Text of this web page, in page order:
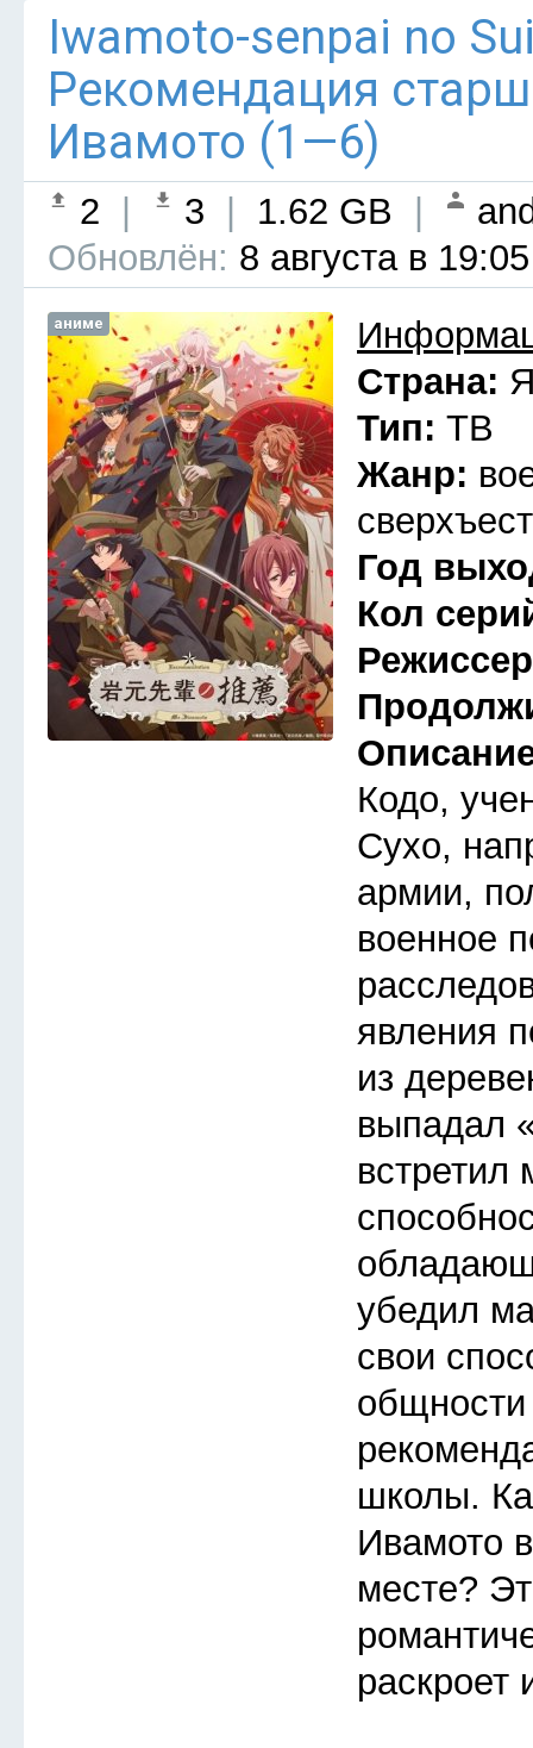
Iwamoto-senpai no
Рекомендация
Ивамото (1—6)
2 3 1.62 GB
Обновлён: 8 августа в 19:05
аниме
Страна:
Тип: ТВ
Жанр:
Год
Кол
Кодо,
Сухо,
армии,
военное
явления
из
выпадал
встретил
убедил
свои
школы.
Ивамото
месте?
раскроет